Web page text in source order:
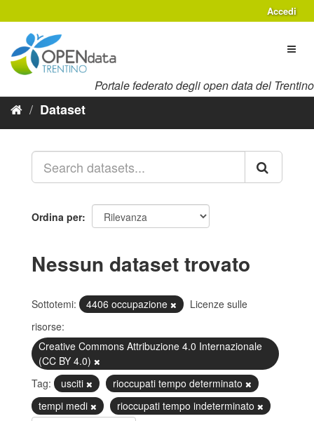
al
contenuto
Accedi
Portale federato degli open data del Trentino
Dataset
Ordina per
Nessun dataset trovato
Sottotemi: 4406 occupazione
Licenze sulle
risorse:
Creative Commons Attribuzione 4.0 Internazionale
(CC BY 4.0)
Tag:
usciti
rioccupati tempo determinato
tempi medi
rioccupati tempo indeterminato